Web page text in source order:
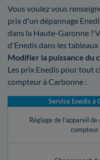
Vous voulez vous
prix d'un dépannage
dans la Haute-Garonne ?
d'Enedis dans les
Modifier la puissance du
Les prix Enedis pour tout
compteur à Carbonne :
Service Enedis à
Réglage de l’appareil
compteur